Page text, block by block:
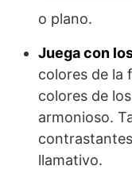
o plano.
Juega con
colores de la
colores de
armonioso.
llamativo.